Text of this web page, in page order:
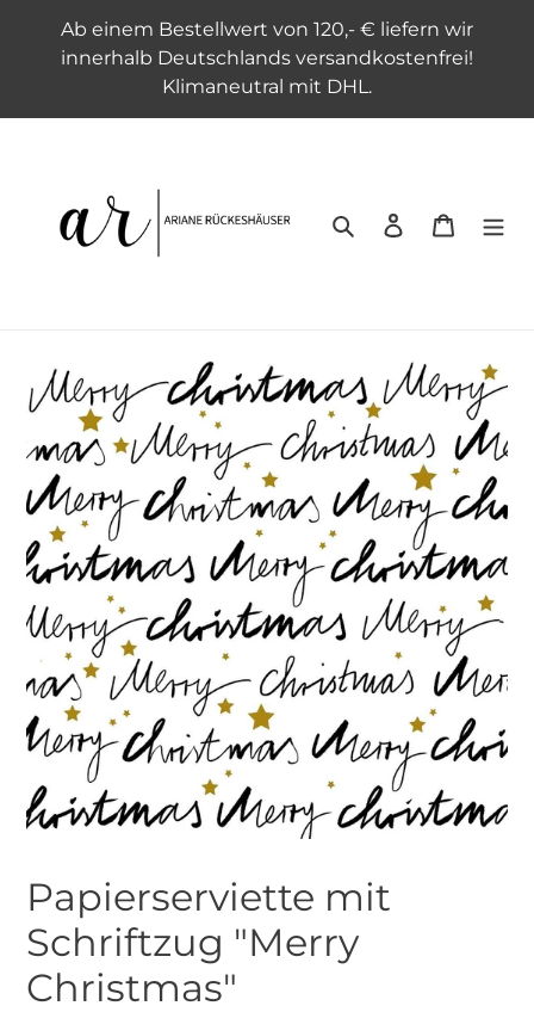
Ab einem Bestellwert von 120,- € liefern wir
innerhalb Deutschlands versandkostenfrei!
Klimaneutral mit DHL.
Suchen Einloggen
Papierserviette mit
Schriftzug "Merry
Christmas"